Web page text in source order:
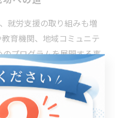
就労支援の取り組みも増
育機関、地域コミュニテ
プログラムを展開する事
大学ではeスポーツ関連の
ちに実践的なスキルを提
生はゲーム運営やマーケ
インターンシップを通じ